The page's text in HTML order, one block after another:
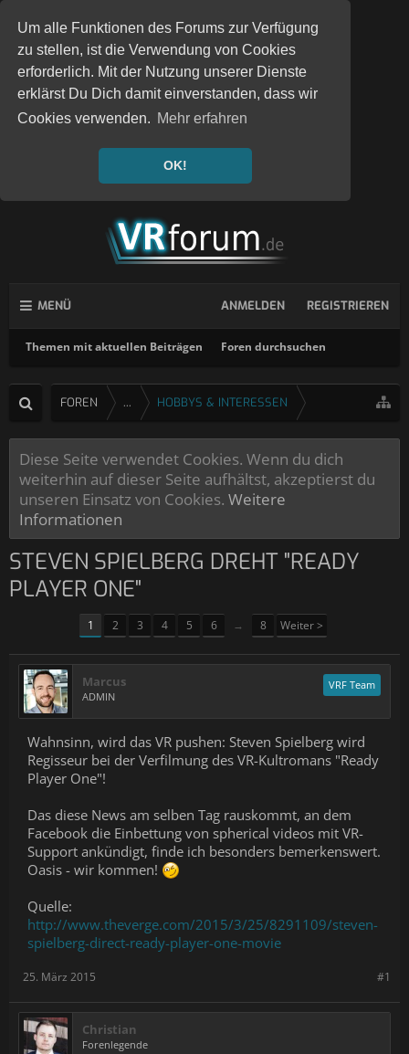
Um alle Funktionen des Forums zur Verfügung
zu stellen, ist die Verwendung von Cookies
erforderlich. Mit der Nutzung unserer Dienste
erklärst Du Dich damit einverstanden, dass wir
Cookies verwenden. Mehr erfahren
OK!
MENÜ
Themen mit aktuellen Beiträgen Foren durchsuchen
ANMELDEN REGISTRIEREN
FOREN ... HOBBYS & INTERESSEN
Diese Seite verwendet Cookies. Wenn du dich
weiterhin auf dieser Seite aufhältst, akzeptierst du
unseren Einsatz von Cookies. Weitere
Informationen
STEVEN SPIELBERG DREHT "READY
PLAYER ONE"
1 2 3 4 5 6 → 8 Weiter >
Marcus
ADMIN
VRF Team
Wahnsinn, wird das VR pushen: Steven Spielberg wird
Regisseur bei der Verfilmung des VR-Kultromans "Ready
Player One"!
Das diese News am selben Tag rauskommt, an dem
Facebook die Einbettung von spherical videos mit VR-
Support ankündigt, finde ich besonders bemerkenswert.
Oasis - wir kommen!
Quelle:
http://www.theverge.com/2015/3/25/8291109/steven-
spielberg-direct-ready-player-one-movie
#1
25. März 2015
Christian
Forenlegende